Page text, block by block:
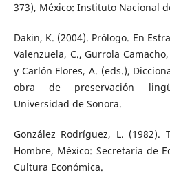
373), México: Instituto Nacional
Dakin, K. (2004). Prólogo. En
Valenzuela, C., Gurrola
y Carlón Flores, A. (eds.),
obra de preservación
Universidad de Sonora.
González Rodríguez, L.
Hombre, México: Secretaría de
Cultura Económica.